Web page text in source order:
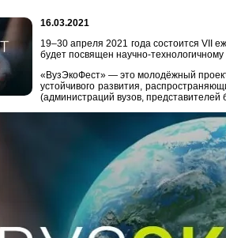
16.03.2021
19–30 апреля 2021 года состоится VII
будет посвящен научно-
«ВузЭкоФест» — это молодёжный
устойчивого развития,
(администраций вузов, представителей